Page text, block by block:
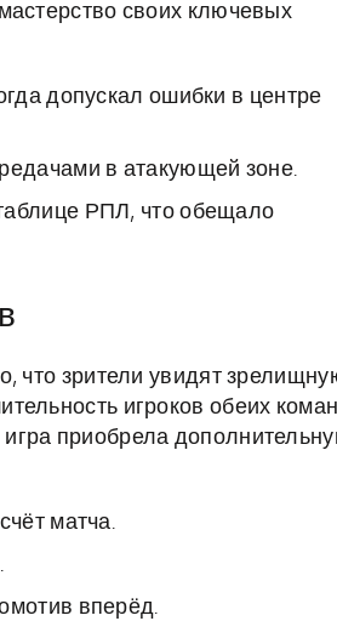
своих ключевых
допускал ошибки в центре
в атакующей зоне.
РПЛ, что обещало
что зрители увидят
игроков обеих
приобрела
матча.
вперёд.